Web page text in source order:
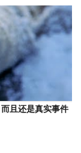
且还是真实事件